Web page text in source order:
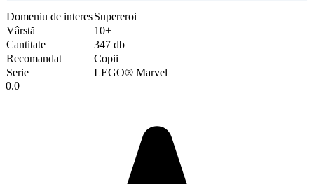
Domeniu de interesSupereroi
Vârstă
10+
Cantitate
347 db
Recomandat
Copii
Serie
LEGO® Marvel
0.0